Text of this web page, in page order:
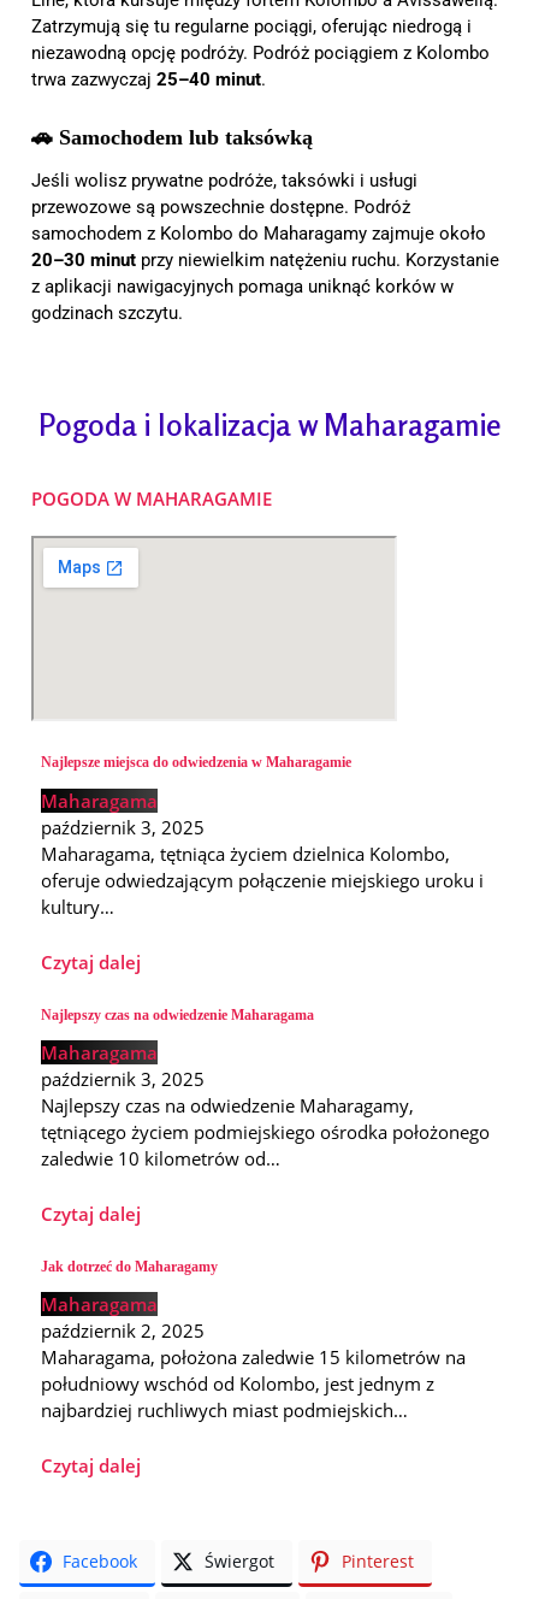
Zatrzymują się tu regularne pociągi, oferując niedrogą i
niezawodną opcję podróży. Podróż pociągiem z Kolombo
trwa zazwyczaj 25–40 minut.
🚗 Samochodem lub taksówką
Jeśli wolisz prywatne podróże, taksówki i usługi
przewozowe są powszechnie dostępne. Podróż
samochodem z Kolombo do Maharagamy zajmuje około
20–30 minut przy niewielkim natężeniu ruchu. Korzystanie
z aplikacji nawigacyjnych pomaga uniknąć korków w
godzinach szczytu.
Pogoda i lokalizacja w Maharagamie
POGODA W MAHARAGAMIE
Najlepsze miejsca do odwiedzenia w Maharagamie
Maharagama
październik 3, 2025
Maharagama, tętniąca życiem dzielnica Kolombo,
oferuje odwiedzającym połączenie miejskiego uroku i
kultury…
Czytaj dalej
Najlepszy czas na odwiedzenie Maharagama
Maharagama
październik 3, 2025
Najlepszy czas na odwiedzenie Maharagamy,
tętniącego życiem podmiejskiego ośrodka położonego
zaledwie 10 kilometrów od…
Czytaj dalej
Jak dotrzeć do Maharagamy
Maharagama
październik 2, 2025
Maharagama, położona zaledwie 15 kilometrów na
południowy wschód od Kolombo, jest jednym z
najbardziej ruchliwych miast podmiejskich…
Czytaj dalej
Facebook Świergot Pinterest